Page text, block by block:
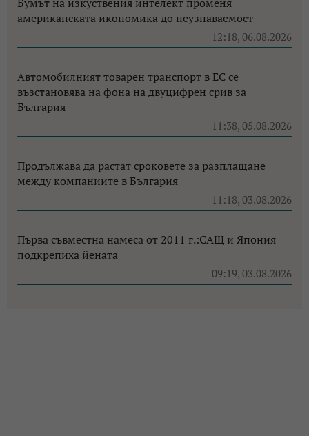
американската икономика до неузнаваемост
12:18, 06.08.2026
Автомобилният товарен транспорт в ЕС се
възстановява на фона на двуцифрен срив за
България
11:38, 05.08.2026
Продължава да растат сроковете за разплащане
между компаниите в България
11:18, 03.08.2026
Първа съвместна намеса от 2011 г.:САЩ и Япония
подкрепиха йената
09:19, 03.08.2026